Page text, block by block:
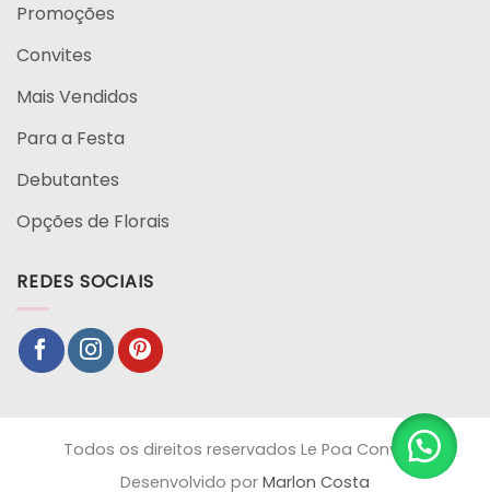
Promoções
Convites
Mais Vendidos
Para a Festa
Debutantes
Opções de Florais
REDES SOCIAIS
Todos os direitos reservados Le Poa Convites
Desenvolvido por Marlon Costa